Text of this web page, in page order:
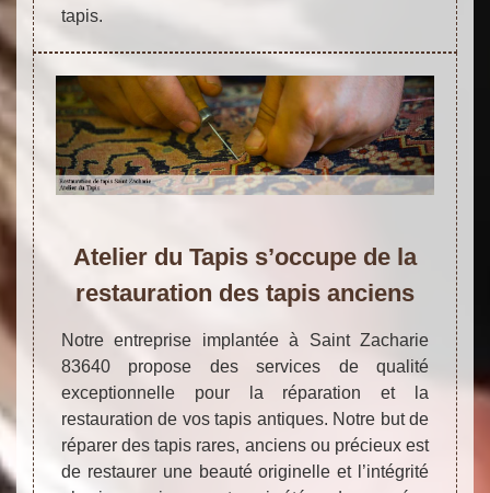
tapis.
Atelier du Tapis s’occupe de la
restauration des tapis anciens
Notre entreprise implantée à Saint Zacharie
83640 propose des services de qualité
exceptionnelle pour la réparation et la
restauration de vos tapis antiques. Notre but de
réparer des tapis rares, anciens ou précieux est
de restaurer une beauté originelle et l’intégrité